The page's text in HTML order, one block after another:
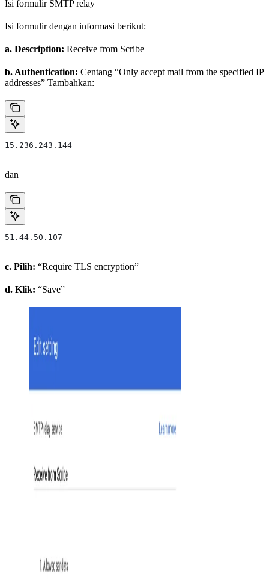
Isi formulir SMTP relay
Isi formulir dengan informasi berikut:
a. Description: Receive from Scribe
b. Authentication: Centang “Only accept mail from the specified IP
addresses” Tambahkan:
15.236.243.144
dan
51.44.50.107
c. Pilih: “Require TLS encryption”
d. Klik: “Save”